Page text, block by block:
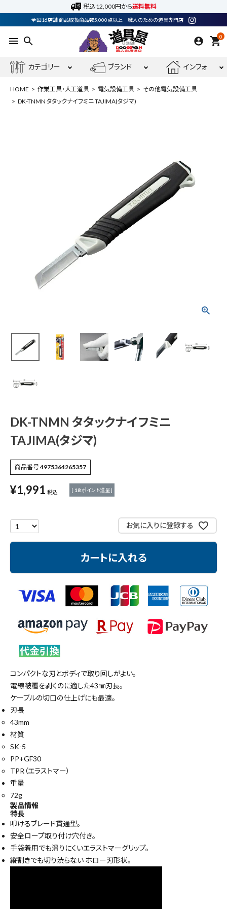
税込12,000円から送料無料
全国16店舗 商品取扱商品数5,000点以上 職人のための道具専門店
menu search 0
shopping_cart
カテゴリー ブランド インフォ
DK-TNMN タタック
先端工具
作業工具・大工道具
測定工具・筆記具
収納・腰袋・ワーク用品
現場安全・運搬
コンテンツ
ガイドライン
HOME 作業工具・大工道具 電気設備工具
その他電気設備工具
DK-TNMN タタックナイフミニ TAJIMA(タジマ)
DK-TNMN タタックナイフミニ
TAJIMA(タジマ)
商品番号4975364265357
¥1,991 税込 [ 18ポイント進呈 ]
お気に入りに登録する
カートに入れる
コンパクトな刃とボディで取り回しがよい。
電線被覆を剥くのに適した43㎜刃長。
ケーブルの切口の仕上げにも最適。
刃長
43mm
材質
SK-5
PP+GF30
TPR（エラストマー）
重量
72g
製品情報
特長
叩けるブレード貫通型。
安全ロープ取り付け穴付き。
手袋着用でも滑りにくいエラストマーグリップ。
縦割きでも切り渋らない ホロー刃形状。